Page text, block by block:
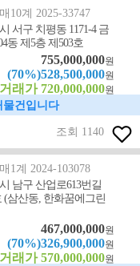
10계 2025-33747
서구 치평동 1171-4 금
동 제5층 제503호
755,000,000원
(70%)528,500,000원
래가 720,000,000원
물건입니다
조회 1140
1계 2024-103078
남구 산업로613번길
(삼산동, 한화꿈에그린
467,000,000원
(70%)326,900,000원
래가 570,000,000원